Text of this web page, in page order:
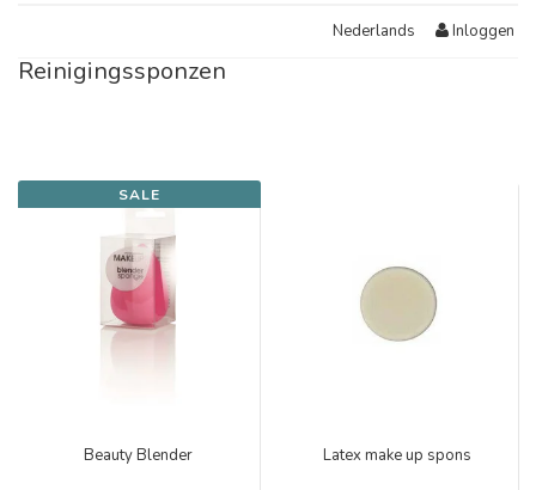
Nederlands Inloggen
Reinigingssponzen
SALE
Beauty Blender Latex make up spons